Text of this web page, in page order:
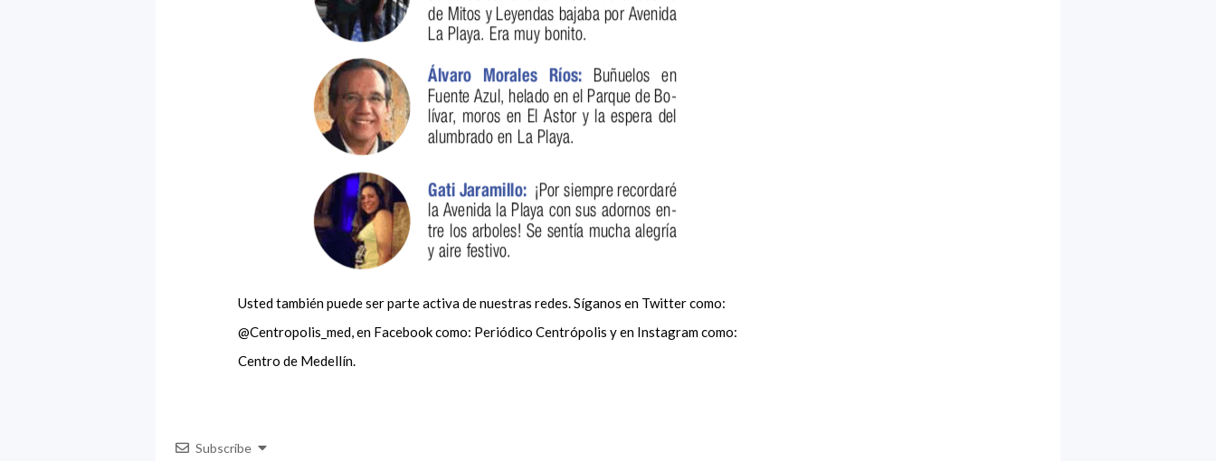
Usted también puede ser parte activa de nuestras redes. Síganos en Twitter como:
@Centropolis_med, en Facebook como: Periódico Centrópolis y en Instagram como:
Centro de Medellín.
Subscribe